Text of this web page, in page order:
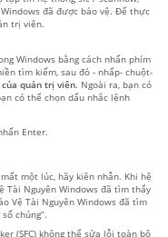
đã được bảo vệ. Để thực
trị viên.
Windows bằng cách nhấn phím
tìm kiếm, sau đó - nhấp- chuột-
quản trị viên. Ngoài ra, bạn có
có thể chọn dấu nhắc lệnh
Enter.
một lúc, hãy kiên nhẫn. Khi hệ
Tài Nguyên Windows đã tìm thấy
Vệ Tài Nguyên Windows đã tìm
chúng”.
(SFC) không thể sửa lỗi toàn bộ